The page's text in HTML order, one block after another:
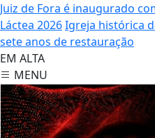
Juiz de Fora é inaugurado
Láctea 2026Igreja histórica
sete anos de restauração
EM ALTA
MENU